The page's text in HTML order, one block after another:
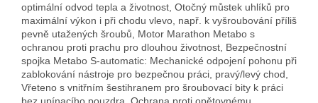
optimální odvod tepla a životnost, Otočný můstek uhlíků pro
maximální výkon i při chodu vlevo, např. k vyšroubování příliš
pevně utažených šroubů, Motor Marathon Metabo s
ochranou proti prachu pro dlouhou životnost, Bezpečnostní
spojka Metabo S-automatic: Mechanické odpojení pohonu při
zablokování nástroje pro bezpečnou práci, pravý/levý chod,
Vřeteno s vnitřním šestihranem pro šroubovací bity k práci
bez upínacího pouzdra, Ochrana proti opětovnému